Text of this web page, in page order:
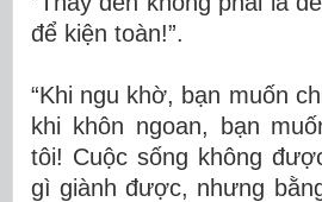
để kiện toàn!”.
“Khi ngu khờ, bạn muốn
khi khôn ngoan, bạn
tôi! Cuộc sống không
gì giành được, nhưng